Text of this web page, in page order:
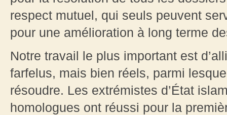
respect mutuel, qui seuls peuvent
pour une amélioration à long terme
Notre travail le plus important est
farfelus, mais bien réels, parmi
résoudre. Les extrémistes d’État
homologues ont réussi pour la